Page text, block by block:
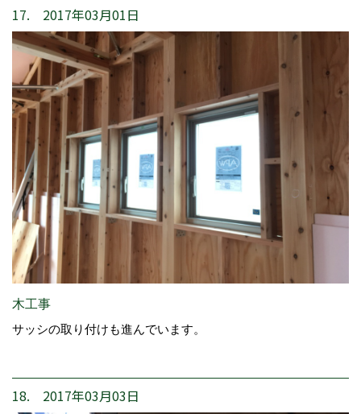
17. 2017年03月01日
木工事
サッシの取り付けも進んでいます。
18. 2017年03月03日